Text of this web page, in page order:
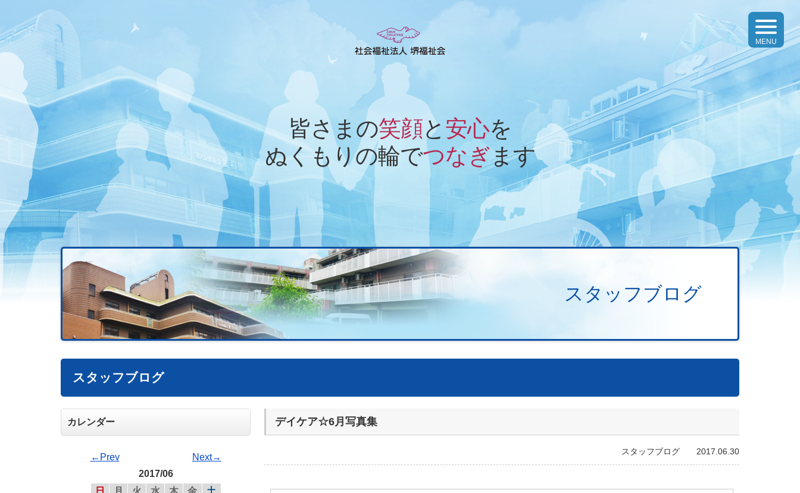
皆さまの笑顔と 安心を
ぬくもりの輪でつなぎます
toggle
MENU
スタッフブログ
スタッフブログ
デイケア☆6月写真集
スタッフブログ 2017.06.30
カレンダー
←Prev
Next→
2017/06
日
月 火 水 木 金
土